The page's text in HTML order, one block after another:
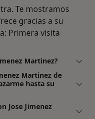
Te mostramos
gracias a su
Primera visita
Martinez?
Martinez de
hasta su
Jose Jimenez